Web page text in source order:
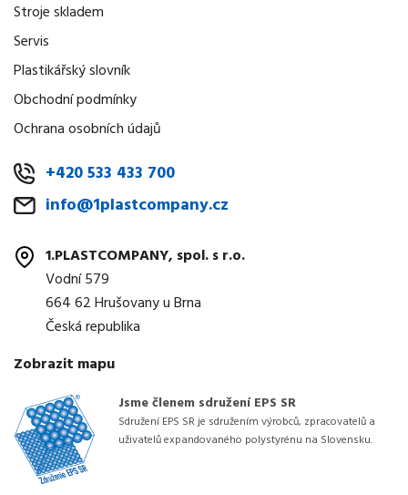
Stroje skladem
Servis
Plastikářský slovník
Obchodní podmínky
Ochrana osobních údajů
+420 533 433 700
info@1plastcompany.cz
1.PLASTCOMPANY, spol. s r.o.
Vodní 579
664 62 Hrušovany u Brna
Česká republika
Zobrazit mapu
Jsme členem sdružení EPS SR
Sdružení EPS SR je sdružením výrobců, zpracovatelů a
uživatelů expandovaného polystyrénu na Slovensku.